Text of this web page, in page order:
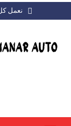
نعمل كل يوم من